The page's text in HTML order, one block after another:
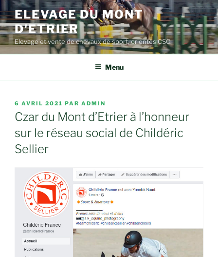
Aller
au
contenu
principal
ELEVAGE DU MONT
D'ETRIER
Elevage et vente de chevaux de sport, orientés CSO.
Menu
PUBLIÉ
LE
6 AVRIL 2021 PAR ADMIN
Czar du Mont d’Etrier à l’honneur
sur le réseau social de Childéric
Sellier